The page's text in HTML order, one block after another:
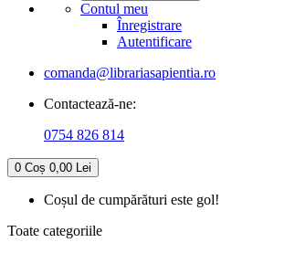
Contul meu
Înregistrare
Autentificare
comanda@librariasapientia.ro
Contactează-ne:
0754 826 814
0 Coș 0,00 Lei
Coșul de cumpărături este gol!
Toate categoriile